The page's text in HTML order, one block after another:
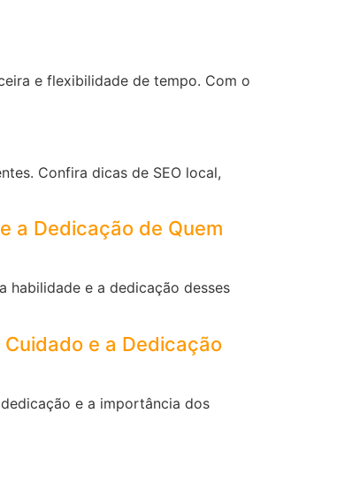
e flexibilidade de tempo. Com o
Confira dicas de SEO local,
a Dedicação de Quem
habilidade e a dedicação desses
e a Dedicação
e a importância dos